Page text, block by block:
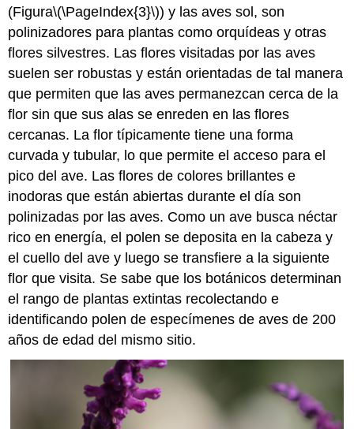
(Figura\(\PageIndex{3}\)) y las aves sol, son
polinizadores para plantas como orquídeas y otras
flores silvestres. Las flores visitadas por las aves
suelen ser robustas y están orientadas de tal manera
que permiten que las aves permanezcan cerca de la
flor sin que sus alas se enreden en las flores
cercanas. La flor típicamente tiene una forma
curvada y tubular, lo que permite el acceso para el
pico del ave. Las flores de colores brillantes e
inodoras que están abiertas durante el día son
polinizadas por las aves. Como un ave busca néctar
rico en energía, el polen se deposita en la cabeza y
el cuello del ave y luego se transfiere a la siguiente
flor que visita. Se sabe que los botánicos determinan
el rango de plantas extintas recolectando e
identificando polen de especímenes de aves de 200
años de edad del mismo sitio.